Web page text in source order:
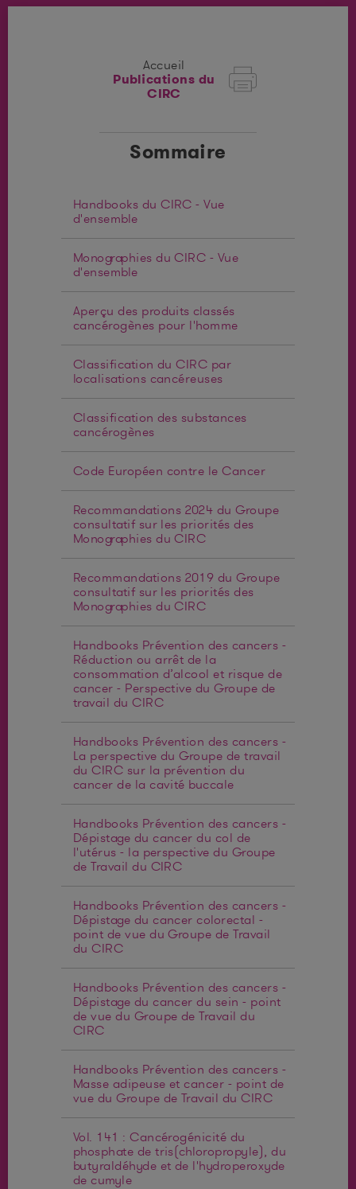
Accueil
Publications du
CIRC
Sommaire
Handbooks du CIRC - Vue
d'ensemble
Monographies du CIRC - Vue
d'ensemble
Aperçu des produits classés
cancérogènes pour l'homme
Classification du CIRC par
localisations cancéreuses
Classification des substances
cancérogènes
Code Européen contre le Cancer
Recommandations 2024 du Groupe
consultatif sur les priorités des
Monographies du CIRC
Recommandations 2019 du Groupe
consultatif sur les priorités des
Monographies du CIRC
Handbooks Prévention des cancers -
Réduction ou arrêt de la
consommation d’alcool et risque de
cancer - Perspective du Groupe de
travail du CIRC
Handbooks Prévention des cancers -
La perspective du Groupe de travail
du CIRC sur la prévention du
cancer de la cavité buccale
Handbooks Prévention des cancers -
Dépistage du cancer du col de
l'utérus - la perspective du Groupe
de Travail du CIRC
Handbooks Prévention des cancers -
Dépistage du cancer colorectal -
point de vue du Groupe de Travail
du CIRC
Handbooks Prévention des cancers -
Dépistage du cancer du sein - point
de vue du Groupe de Travail du
CIRC
Handbooks Prévention des cancers -
Masse adipeuse et cancer - point de
vue du Groupe de Travail du CIRC
Vol. 141 : Cancérogénicité du
phosphate de tris(chloropropyle), du
butyraldéhyde et de l'hydroperoxyde
de cumyle